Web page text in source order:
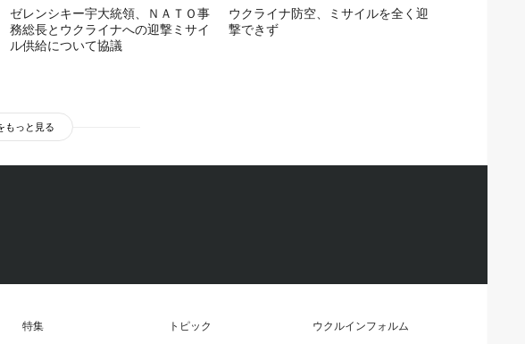
ゼレンシキー宇大統領、ＮＡＴＯ事
務総長とウクライナへの迎撃ミサイ
ル供給について協議
ウクライナ防空、ミサイルを全く迎
撃できず
もっと見る
トピック ウクルインフォルム
特集